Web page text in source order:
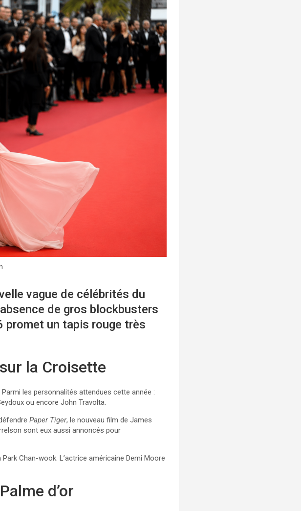
vague de célébrités du
de gros blockbusters
promet un tapis rouge très
la Croisette
les personnalités attendues cette année :
ou encore John Travolta.
Paper Tiger, le nouveau film de James
sont eux aussi annoncés pour
Chan-wook. L’actrice américaine Demi Moore
d’or